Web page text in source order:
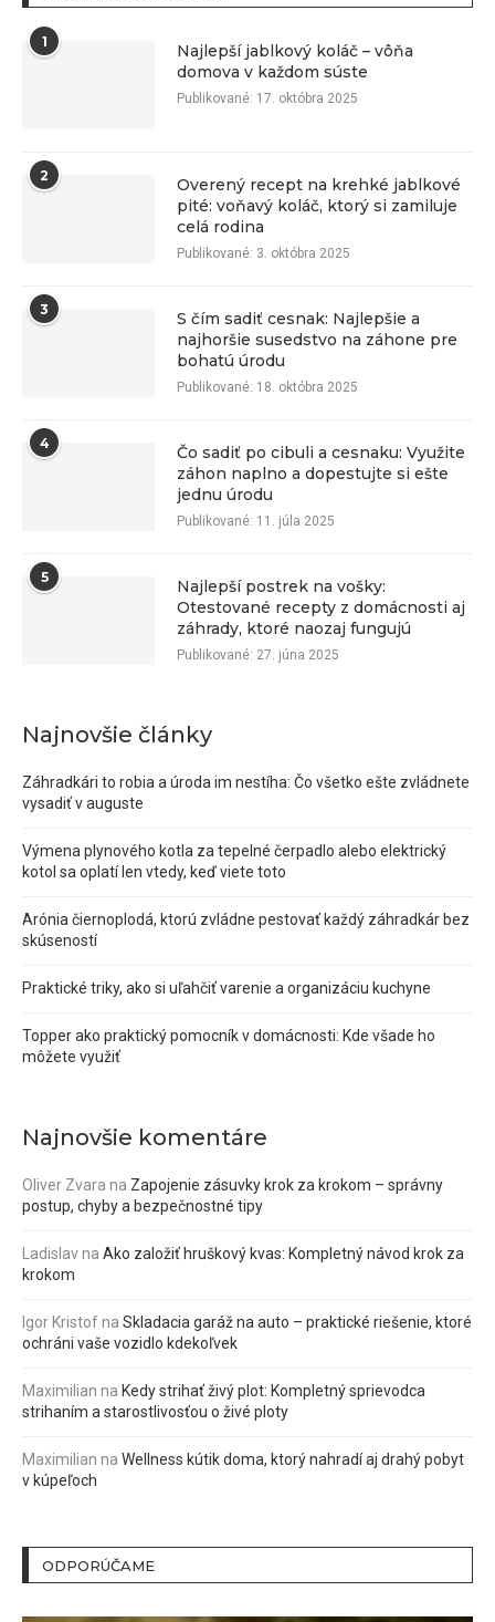
1
Najlepší jablkový koláč – vôňa
domova v každom súste
Publikované: 17. októbra 2025
2
Overený recept na krehké jablkové
pité: voňavý koláč, ktorý si zamiluje
celá rodina
Publikované: 3. októbra 2025
3
S čím sadiť cesnak: Najlepšie a
najhoršie susedstvo na záhone pre
bohatú úrodu
Publikované: 18. októbra 2025
4
Čo sadiť po cibuli a cesnaku: Využite
záhon naplno a dopestujte si ešte
jednu úrodu
Publikované: 11. júla 2025
5
Najlepší postrek na vošky:
Otestované recepty z domácnosti aj
záhrady, ktoré naozaj fungujú
Publikované: 27. júna 2025
Najnovšie články
Záhradkári to robia a úroda im nestíha: Čo všetko ešte zvládnete
vysadiť v auguste
Výmena plynového kotla za tepelné čerpadlo alebo elektrický
kotol sa oplatí len vtedy, keď viete toto
Arónia čiernoplodá, ktorú zvládne pestovať každý záhradkár bez
skúseností
Praktické triky, ako si uľahčiť varenie a organizáciu kuchyne
Topper ako praktický pomocník v domácnosti: Kde všade ho
môžete využiť
Najnovšie komentáre
Oliver Zvara na Zapojenie zásuvky krok za krokom – správny
postup, chyby a bezpečnostné tipy
Ladislavna Ako založiť hruškový kvas: Kompletný návod krok za
krokom
Igor Kristofna Skladacia garáž na auto – praktické riešenie, ktoré
ochráni vaše vozidlo kdekoľvek
Maximilian na Kedy strihať živý plot: Kompletný sprievodca
strihaním a starostlivosťou o živé ploty
Maximilian na Wellness kútik doma, ktorý nahradí aj drahý pobyt
v kúpeľoch
ODPORÚČAME